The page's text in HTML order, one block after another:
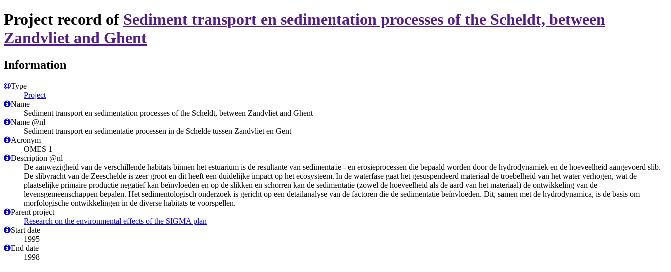
Project record of Sediment transport en sedimentation processes of the Scheldt, between
Zandvliet and Ghent
Information
Type
Project
Name
Sediment transport en sedimentation processes of the Scheldt, between Zandvliet and Ghent
Name @nl
Sediment transport en sedimentatie processen in de Schelde tussen Zandvliet en Gent
Acronym
OMES 1
Description @nl
De aanwezigheid van de verschillende habitats binnen het estuarium is de resultante van sedimentatie - en erosieprocessen die bepaald worden door de hydrodynamiek en de hoeveelheid aangevoerd slib.
De slibvracht van de Zeeschelde is zeer groot en dit heeft een duidelijke impact op het ecosysteem. In de waterfase gaat het gesuspendeerd materiaal de troebelheid van het water verhogen, wat de
plaatselijke primaire productie negatief kan beïnvloeden en op de slikken en schorren kan de sedimentatie (zowel de hoeveelheid als de aard van het materiaal) de ontwikkeling van de
levensgemeenschappen bepalen. Het sedimentologisch onderzoek is gericht op een detailanalyse van de factoren die de sedimentatie beïnvloeden. Dit, samen met de hydrodynamica, is de basis om
morfologische ontwikkelingen in de diverse habitats te voorspellen.
Parent project
Research on the environmental effects of the SIGMA plan
Start date
1995
End date
1998